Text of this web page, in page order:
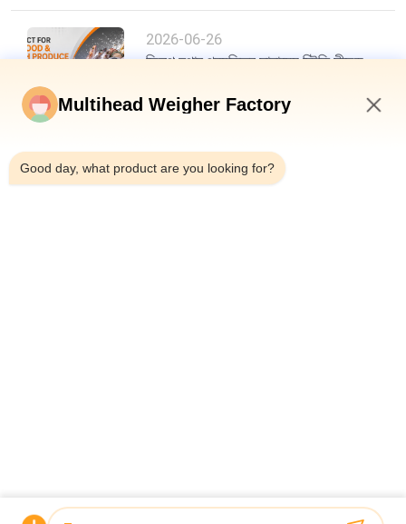
2026-06-26
ফ্লিপ হপার প্রযুক্তির সাহায্যে স্টিকি সীফুড
Multihead Weigher Factory
Good day, what product are you looking for?